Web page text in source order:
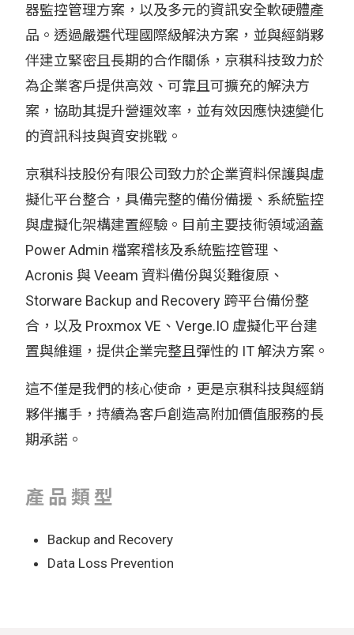
器監控管理方案，以及多元的資訊安全軟硬體產
品。透過嚴選代理國際級解決方案，並與經銷夥
伴建立緊密且長期的合作關係，京稘科技致力於
為企業客戶提供高效、可靠且可擴充的解決方
案，協助其提升營運效率，並有效因應快速變化
的資訊科技與資安挑戰。
京稘科技股份有限公司致力於企業資料保護與虛
擬化平台整合，具備完整的備份備援、系統監控
與虛擬化架構建置經驗。目前主要技術領域涵蓋
Power Admin 檔案稽核及系統監控管理、
Acronis 與 Veeam 資料備份與災難復原、
Storware Backup and Recovery 跨平台備份整
合，以及 Proxmox VE、Verge.IO 虛擬化平台建
置與維運，提供企業完整且彈性的 IT 解決方案。
這不僅是我們的核心使命，更是京稘科技與經銷
夥伴攜手，持續為客戶創造高附加價值服務的長
期承諾。
產品類型
Backup and Recovery
Data Loss Prevention